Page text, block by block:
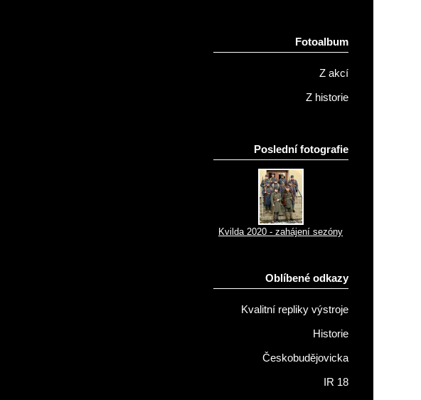
Fotoalbum
Z akcí
Z historie
Poslední fotografie
Kvilda 2020 - zahájení sezóny
Oblíbené odkazy
Kvalitní repliky výstroje
Historie
Českobudějovicka
IR 18